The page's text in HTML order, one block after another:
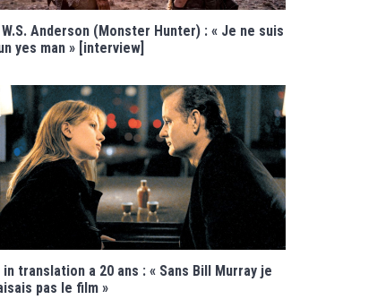
W.S. Anderson (Monster Hunter) : « Je ne suis
yes man » [interview]
translation a 20 ans : « Sans Bill Murray je
pas le film »